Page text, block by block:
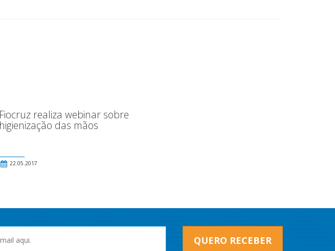
Fiocruz realiza webinar sobre
higienização das mãos
22.05.2017
QUERO RECEBER